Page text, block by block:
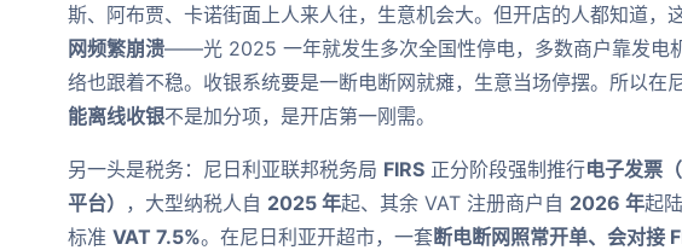
斯、阿布贾、卡诺街面上人来人往，生意机会大。但开店的人都知道，
网频繁崩溃——光 2025 一年就发生多次全国性停电，多数商户靠发电
络也跟着不稳。收银系统要是一断电断网就瘫，生意当场停摆。所以在尼
能离线收银不是加分项，是开店第一刚需。
另一头是税务：尼日利亚联邦税务局 FIRS 正分阶段强制推行电子发票
平台） ，大型纳税人自 2025 年起、其余 VAT 注册商户自 2026 年起
标准 VAT 7.5%。在尼日利亚开超市，一套断电断网照常开单、会对接